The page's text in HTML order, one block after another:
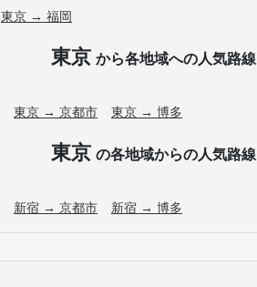
東京 → 福岡
東京 から各地域への人気路線
東京 → 京都市 東京 → 博多
東京 の各地域からの人気路線
新宿 → 京都市 新宿 → 博多